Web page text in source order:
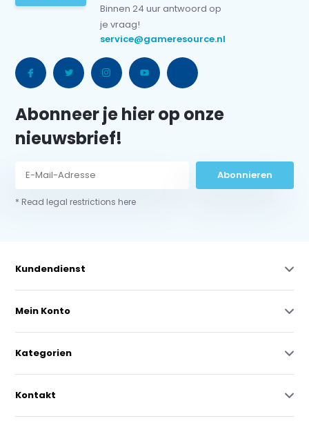
Binnen 24 uur antwoord op
je vraag!
service@gameresource.nl
Abonneer je hier op onze
nieuwsbrief!
Abonnieren
* Read legal restrictions here
Kundendienst
Mein Konto
Kategorien
Kontakt